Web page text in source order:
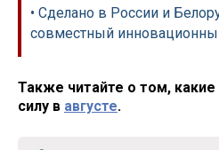
• Сделано в России и
совместный
Также читайте о том,
силу в августе.